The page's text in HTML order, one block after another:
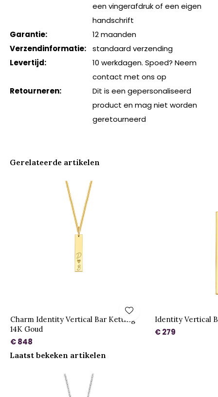
een vingerafdruk of een eigen
handschrift
Garantie:
12 maanden
Verzendinformatie:
standaard verzending
Levertijd:
10 werkdagen. Spoed? Neem
contact met ons op
Retourneren:
Dit is een gepersonaliseerd
product en mag niet worden
geretourneerd
Gerelateerde artikelen
Charm Identity Vertical Bar Ketting
14K Goud
€ 848
Identity Vertical
€ 279
Laatst bekeken artikelen